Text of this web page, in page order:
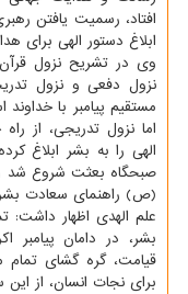
افتاد، رسمیت یافتن
ابلاغ دستور الهی برای
وی در تشریح نزول
نزول دفعی و نزول
مستقیم پیامبر با
اما نزول تدریجی، از
الهی را به بشر ابلاغ
صبحگاه بعثت شروع شد و
(ص) راهنمای سعادت
علم الهدی اظهار داشت:
بشر، در دامان پیامبر
قیامت، گره گشای تمام
برای نجات انسان، از